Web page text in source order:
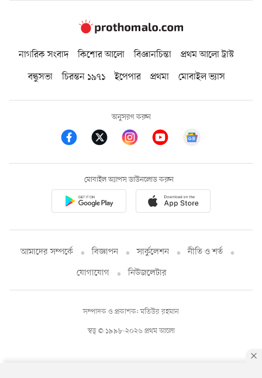
নাগরিক সংবাদ কিশোর আলো বিজ্ঞানচিন্তা
প্রথম আলো ট্রাস্ট
বন্ধুসভা
চিরন্তন ১৯৭১ ইপেপার প্রথমা মোবাইল ভ্যাস
অনুসরণ করুন
মোবাইল অ্যাপস ডাউনলোড করুন
আমাদের সম্পর্কে বিজ্ঞাপন সার্কুলেশন
নীতি ও শর্ত
যোগাযোগ
নিউজলেটার
স্বত্ব © ১৯৯৮-২০২৬ প্রথম আলো
সম্পাদক ও প্রকাশক: মতিউর রহমান